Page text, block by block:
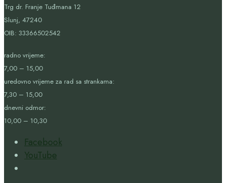
Trg dr. Franje Tuđmana 12
Slunj, 47240
OIB: 33366502542
radno vrijeme:
7,00 – 15,00
uredovno vrijeme za rad sa strankama:
7,30 – 15,00
dnevni odmor:
10,00 – 10,30
Facebook
YouTube